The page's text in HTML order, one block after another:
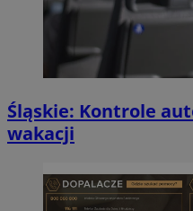
Śląskie: Kontrole
wakacji